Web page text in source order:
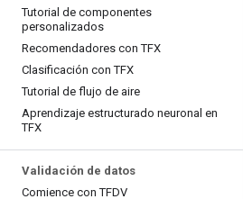
Tutorial de componentes
personalizados
Recomendadores con TFX
Clasificación con TFX
Tutorial de flujo de aire
Aprendizaje estructurado neuronal en
TFX
Validación de datos
Comience con TFDV